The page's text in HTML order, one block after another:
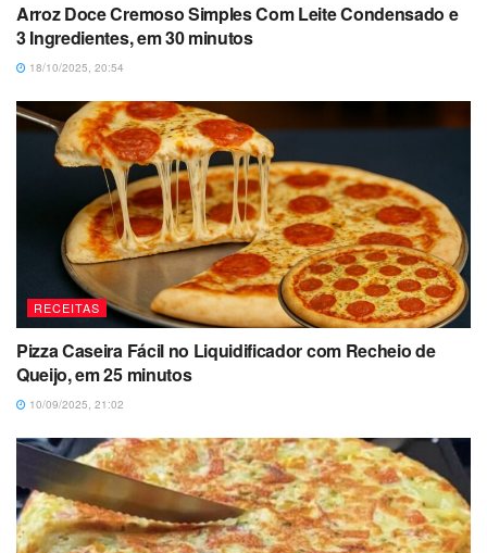
Arroz Doce Cremoso Simples Com Leite Condensado e
3 Ingredientes, em 30 minutos
18/10/2025, 20:54
RECEITAS
Pizza Caseira Fácil no Liquidificador com Recheio de
Queijo, em 25 minutos
10/09/2025, 21:02